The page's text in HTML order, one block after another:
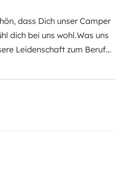
dass Dich unser Camper
dich bei uns wohl.Was uns
Leidenschaft zum Beruf
Zeit, damit Dein
wird.Sowohl 'alte Hasen'
Innenraum‐Konzept
Stauraum für alle